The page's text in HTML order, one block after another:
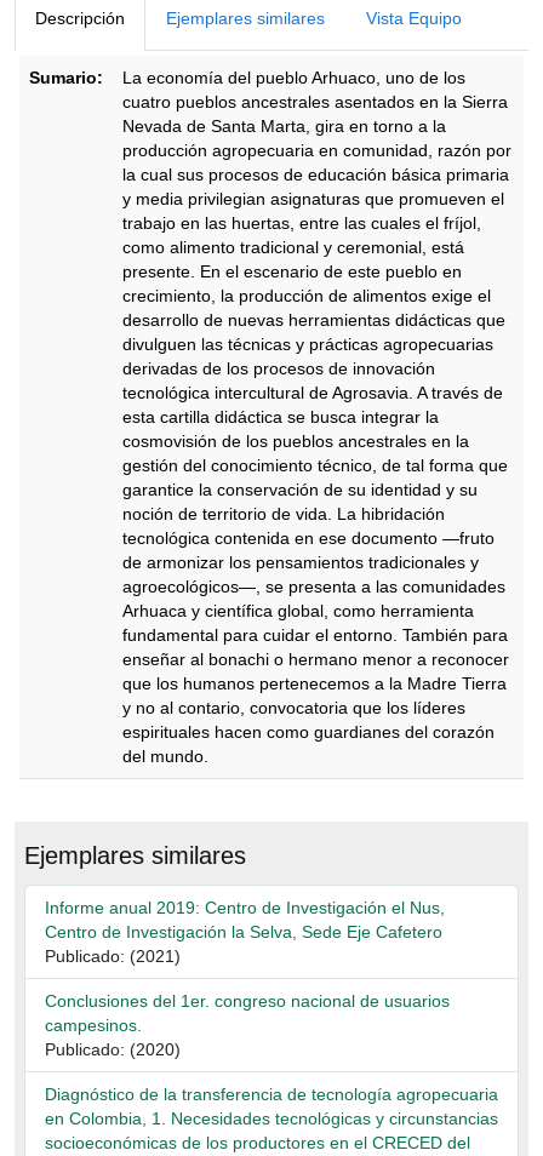
Descripción Ejemplares similares Vista Equipo
Sumario:
La economía del pueblo Arhuaco, uno de los
cuatro pueblos ancestrales asentados en la Sierra
Nevada de Santa Marta, gira en torno a la
producción agropecuaria en comunidad, razón por
la cual sus procesos de educación básica primaria
y media privilegian asignaturas que promueven el
trabajo en las huertas, entre las cuales el fríjol,
como alimento tradicional y ceremonial, está
presente. En el escenario de este pueblo en
crecimiento, la producción de alimentos exige el
desarrollo de nuevas herramientas didácticas que
divulguen las técnicas y prácticas agropecuarias
derivadas de los procesos de innovación
tecnológica intercultural de Agrosavia. A través de
esta cartilla didáctica se busca integrar la
cosmovisión de los pueblos ancestrales en la
gestión del conocimiento técnico, de tal forma que
garantice la conservación de su identidad y su
noción de territorio de vida. La hibridación
tecnológica contenida en ese documento —fruto
de armonizar los pensamientos tradicionales y
agroecológicos—, se presenta a las comunidades
Arhuaca y científica global, como herramienta
fundamental para cuidar el entorno. También para
enseñar al bonachi o hermano menor a reconocer
que los humanos pertenecemos a la Madre Tierra
y no al contario, convocatoria que los líderes
espirituales hacen como guardianes del corazón
del mundo.
Ejemplares similares
Informe anual 2019: Centro de Investigación el Nus,
Centro de Investigación la Selva, Sede Eje Cafetero
Publicado: (2021)
Conclusiones del 1er. congreso nacional de usuarios
campesinos.
Publicado: (2020)
Diagnóstico de la transferencia de tecnología agropecuaria
en Colombia, 1. Necesidades tecnológicas y circunstancias
socioeconómicas de los productores en el CRECED del